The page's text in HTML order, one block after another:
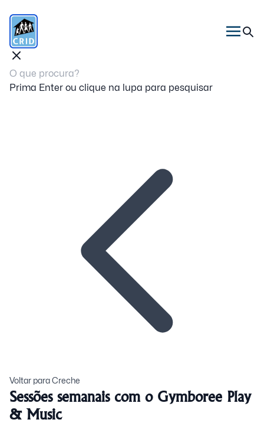
Prima Enter ou clique na lupa para pesquisar
Voltar para Creche
Sessões semanais com o Gymboree Play
& Music